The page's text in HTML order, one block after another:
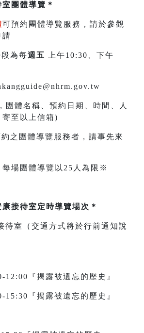
團體導覽＊
可預約團體導覽服務，請於參觀
請
為每週五
上午10:30、下午
團體名稱、預約日期、時間、人
至以上信箱)
之團體導覽服務者，請事先來
場團體導覽以25人為限※
接待室定時導覽場次＊
待室（交通方式將於行前通知說
『揭露被遺忘的歷史』
『揭露被遺忘的歷史』